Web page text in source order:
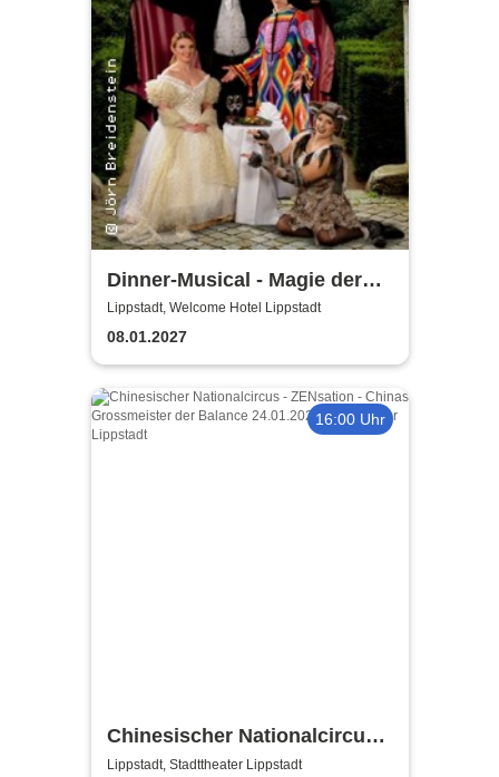
Dinner-Musical - Magie der
Melodie
Lippstadt, Welcome Hotel Lippstadt
08.01.2027
16:00 Uhr
Chinesischer Nationalcircus -
ZENsation - Chinas
Lippstadt, Stadttheater Lippstadt